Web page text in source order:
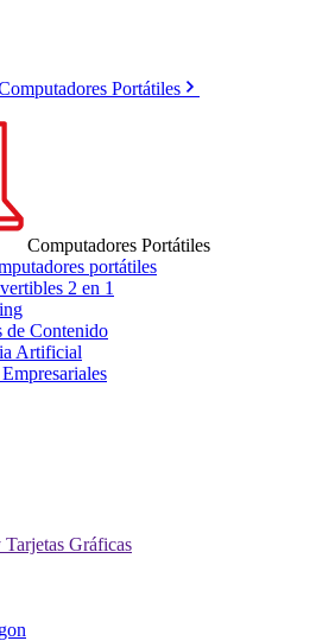
Portátiles
Computadores Portátiles
portátiles
2 en 1
de Contenido
Artificial
Tarjetas Gráficas